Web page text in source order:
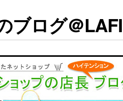
ブログ＠